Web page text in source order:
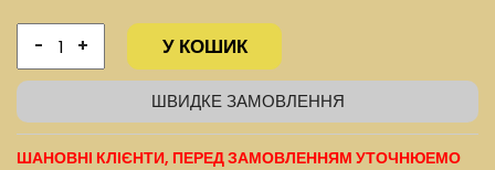
- + У КОШИК
ШВИДКЕ ЗАМОВЛЕННЯ
ШАНОВНІ КЛІЄНТИ, ПЕРЕД ЗАМОВЛЕННЯМ УТОЧНЮЕМО